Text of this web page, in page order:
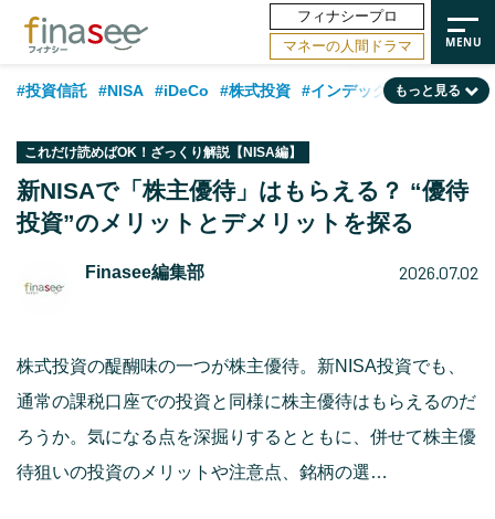
フィナシープロ
マネーの人間ドラマ
#投資信託 #NISA #iDeCo #株式投資 #インデックスファンド
#企業型DC #退職金 #話題の企業 #日本株 #ランキング #40代
#公的年金 #フィナンシャル・ウェルビーイング #トレンド
#データ・調査 #老後
もっと見る
これだけ読めばOK！ざっくり解説【NISA編】
新NISAで「株主優待」はもらえる？ “優待
投資”のメリットとデメリットを探る
Finasee編集部 2026.07.02
株式投資の醍醐味の一つが株主優待。新NISA投資でも、
通常の課税口座での投資と同様に株主優待はもらえるのだ
ろうか。気になる点を深掘りするとともに、併せて株主優
待狙いの投資のメリットや注意点、銘柄の選…